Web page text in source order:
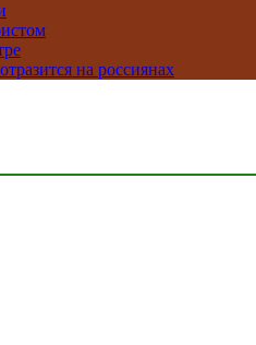
на россиянах